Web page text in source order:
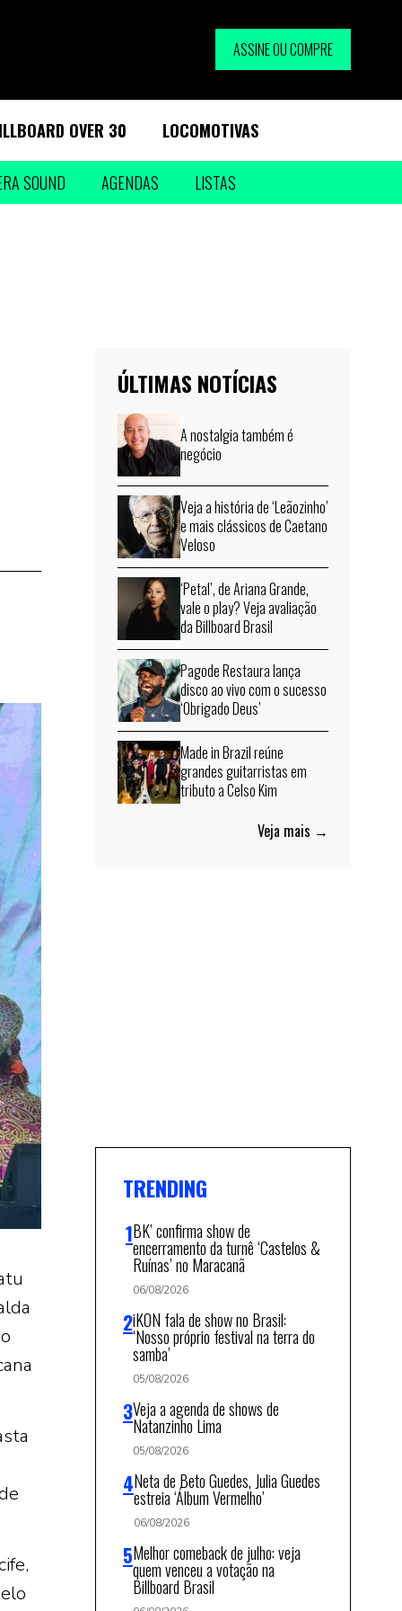
ASSINE OU COMPRE
OVER 30 LOCOMOTIVAS
SOUND AGENDAS LISTAS
ÚLTIMAS NOTÍCIAS
A nostalgia também é
negócio
Veja a história de ‘Leãozinho’
e mais clássicos de Caetano
Veloso
‘Petal’, de Ariana Grande,
vale o play? Veja avaliação
da Billboard Brasil
Pagode Restaura lança
disco ao vivo com o sucesso
‘Obrigado Deus’
Made in Brazil reúne
grandes guitarristas em
tributo a Celso Kim
Veja mais →
TRENDING
BK’ confirma show de
encerramento da turnê ‘Castelos &
Ruínas’ no Maracanã
06/08/2026
iKON fala de show no Brasil:
‘Nosso próprio festival na terra do
samba’
05/08/2026
Veja a agenda de shows de
Natanzinho Lima
05/08/2026
Neta de Beto Guedes, Julia Guedes
estreia ‘Álbum Vermelho’
06/08/2026
Melhor comeback de julho: veja
quem venceu a votação na
Billboard Brasil